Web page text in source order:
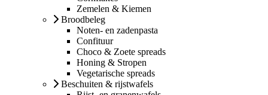
Zemelen & Kiemen
Broodbeleg
Noten- en zadenpasta
Confituur
Choco & Zoete spreads
Honing & Stropen
Vegetarische spreads
Beschuiten & rijstwafels